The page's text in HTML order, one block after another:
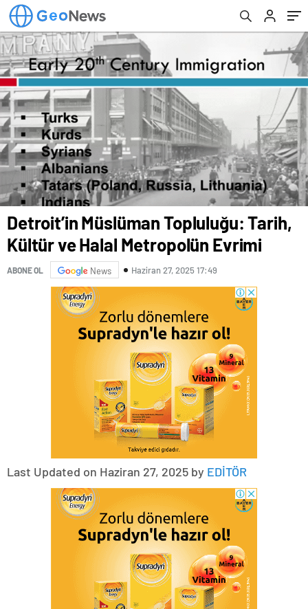
Detroit’in Müslüman Topluluğu: Tarih,
Kültür ve Halal Metropolün Evrimi
ABONE OL News Haziran 27, 2025 17:49
Last Updated on Haziran 27, 2025 by EDİTÖR